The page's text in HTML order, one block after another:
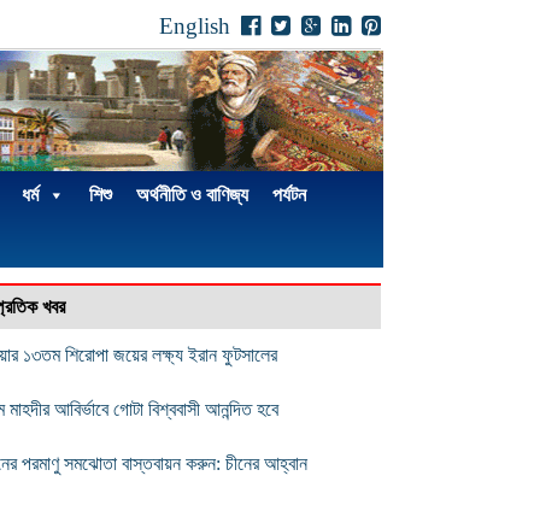
English
ধর্ম শিশু অর্থনীতি ও বাণিজ্য পর্যটন
খবর
১৩তম শিরোপা জয়ের লক্ষ্য ইরান ফুটসালের
মাহদীর আবির্ভাবে গোটা বিশ্ববাসী আনন্দিত হবে
পরমাণু সমঝোতা বাস্তবায়ন করুন: চীনের আহ্বান